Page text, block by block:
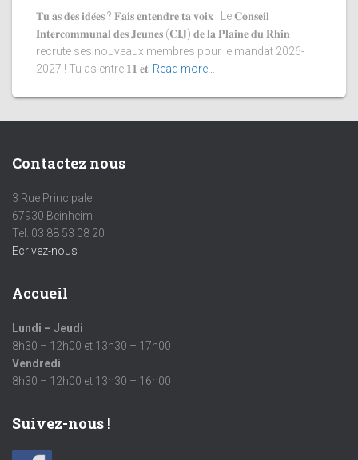
𝐓𝐮 𝐚𝐬 𝐝𝐞𝐬 𝐢𝐝𝐞́𝐞𝐬 ? 𝐅𝐚𝐢𝐬 𝐞𝐧𝐭𝐞𝐧𝐝𝐫𝐞 𝐭𝐚 𝐯𝐨𝐢𝐱 ! Le 𝐂𝐨𝐧𝐬𝐞𝐢𝐥
𝐈𝐧𝐭𝐞𝐫𝐜𝐨𝐦𝐦𝐮𝐧𝐚𝐥 𝐝𝐞𝐬 𝐉𝐞𝐮𝐧𝐞𝐬 (𝐂𝐈𝐉) 𝐝𝐞 𝐥𝐚 𝐏𝐥𝐚𝐢𝐧𝐞 𝐝𝐮 𝐑𝐡𝐢𝐧
recrute ses nouveaux membres pour le mandat 2026-
2027 ! Tu as entre 𝟏𝟏 𝐞𝐭 Read more…
Contactez nous
3 Rue Principale
67930 Beinheim
Tel. 03 88 53 08 20
Ecrivez-nous
Accueil
Lundi – Jeudi
8h30 – 12h00 et 13h30 – 17h00
Vendredi
8h30 – 12h00 et 13h30 – 16h00
Suivez-nous !